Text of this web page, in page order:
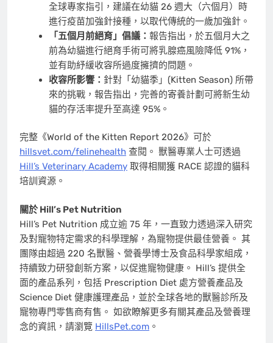
全球專家指引，建議在幼貓 26 週大（六個月）時
進行疫苗加強針接種，以取代傳統的一歲加強針。
「五個月前絕育」倡議： 報告指出，於五個月大之
前為幼貓進行絕育手術可將乳腺癌風險降低 91%，
並有助紓緩收容所過度擁擠的問題。
收容所影響： 針對「幼貓季」(Kitten Season) 所帶
來的挑戰，報告指出，完善的寄養計劃可將新生幼
貓的存活率提升至高達 95%。
完整《World of the Kitten Report 2026》可於
hillsvet.com/felinehealth 查閱。 獸醫專業人士可透過
Hill’s Veterinary Academy 取得相關獲 RACE 認證的貓科
培訓資源。
關於 Hill’s Pet Nutrition
Hill’s Pet Nutrition 成立逾 75 年，一直致力透過深入研究
及對寵物特定需求的科學理解，為寵物提供最佳營養。 其
團隊由超過 220 名獸醫、營養學博士及食品科學家組成，
持續致力研發創新方案，以促進寵物健康。 Hill’s 提供全
面的產品系列，包括 Prescription Diet 處方營養產品及
Science Diet 健康護理產品，並於全球各地的獸醫診所及
寵物專門零售商有售。 如欲瞭解更多有關其產品及營養理
念的資訊，請瀏覽 HillsPet.com 。